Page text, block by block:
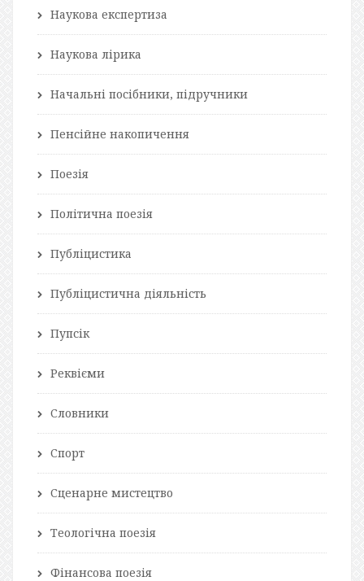
Наукова експертиза
Наукова лірика
Начальні посібники, підручники
Пенсійне накопичення
Поезія
Політична поезія
Публіцистика
Публіцистична діяльність
Пупсік
Реквієми
Словники
Спорт
Сценарне мистецтво
Теологічна поезія
Фінансова поезія